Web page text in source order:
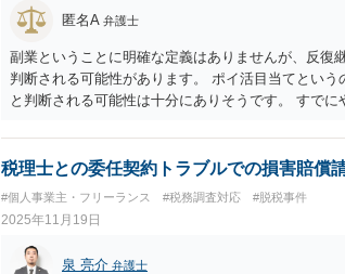
匿名A 弁護士
副業ということに明確な定義はありませんが、反復
判断される可能性があります。 ポイ活目当てとい
と判断される可能性は十分にありそうです。 すで
税理士との委任契約トラブルでの損害賠償
#個人事業主・フリーランス #税務調査対応 #脱税事件
2025年11月19日
泉 亮介 弁護士